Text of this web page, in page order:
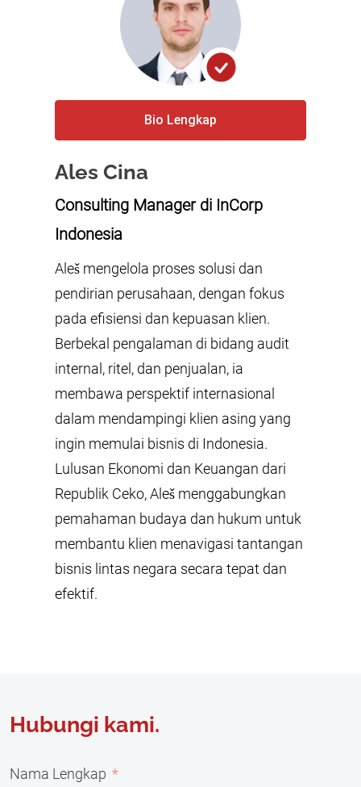
Bio Lengkap
Ales Cina
Consulting Manager di InCorp
Indonesia
Aleš mengelola proses solusi dan
pendirian perusahaan, dengan fokus
pada efisiensi dan kepuasan klien.
Berbekal pengalaman di bidang audit
internal, ritel, dan penjualan, ia
membawa perspektif internasional
dalam mendampingi klien asing yang
ingin memulai bisnis di Indonesia.
Lulusan Ekonomi dan Keuangan dari
Republik Ceko, Aleš menggabungkan
pemahaman budaya dan hukum untuk
membantu klien menavigasi tantangan
bisnis lintas negara secara tepat dan
efektif.
Hubungi kami.
Nama Lengkap